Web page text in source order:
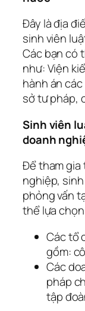
Đây là địa
sinh viên
Các bạn có
như: Viện
hành án
sở tư pháp,
Sinh viên
doanh
Để tham
nghiệp,
phỏng vấn
thể lựa
Các tổ
gồm:
Các
pháp
tập